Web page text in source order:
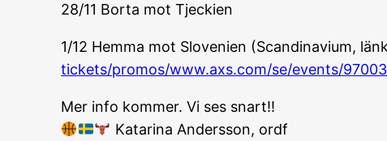
28/11 Borta mot Tjeckien
1/12 Hemma mot Slovenien (Scandinavium,
tickets/promos/www.axs.com/se/events/
Mer info kommer. Vi ses snart!!
Katarina Andersson, ordf